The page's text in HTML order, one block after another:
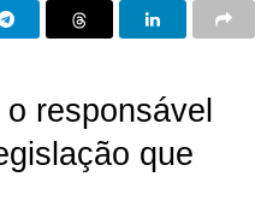
responsável
que